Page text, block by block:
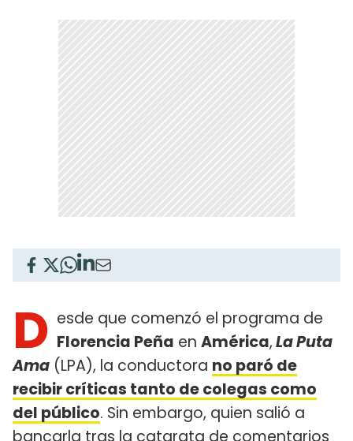
D esde que comenzó el programa de
Florencia Peña en América,La Puta
Ama (LPA), la conductora no paró de
recibir críticas tanto de colegas como
del público. Sin embargo, quien salió a
bancarla tras la catarata de comentarios